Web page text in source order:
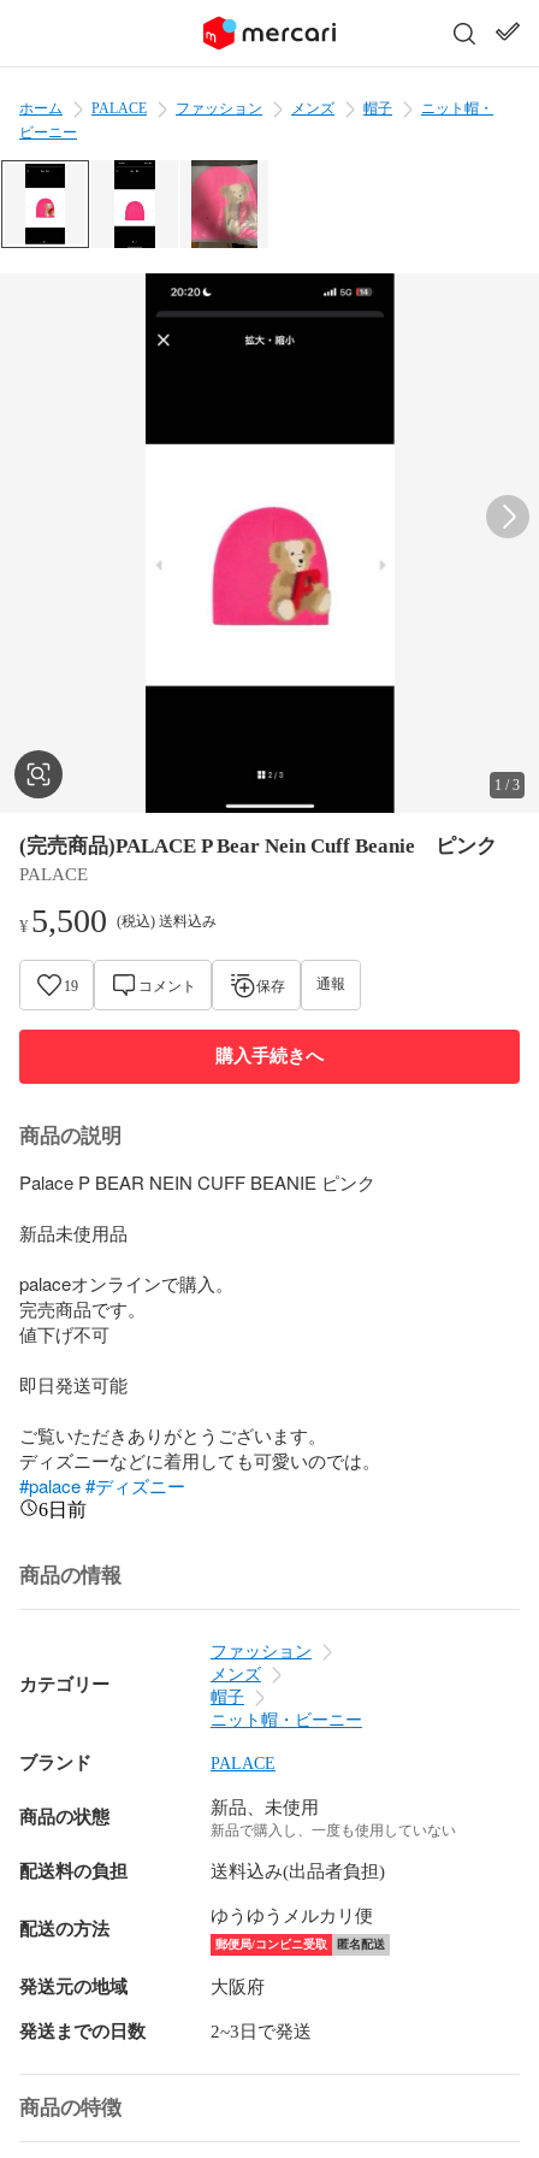
ホーム PALACE ファッション メンズ 帽子
ニット帽・
ビーニー
1 /3
(完売商品)PALACE P Bear Nein Cuff Beanie ピンク
PALACE
¥5,500 (税込) 送料込み
19 コメント 保存 通報
購入手続きへ
商品の説明
Palace P BEAR NEIN CUFF BEANIE ピンク
新品未使用品
palaceオンラインで購入。
完売商品です。
値下げ不可
即日発送可能
ご覧いただきありがとうございます。
#palace#ディズニー
6日前
商品の情報
カテゴリー
ファッション
メンズ
帽子
ニット帽・ビーニー
ブランド PALACE
商品の状態 新品、未使用
新品で購入し、一度も使用していない
配送料の負担 送料込み(出品者負担)
配送の方法
ゆうゆうメルカリ便
郵便局/コンビニ受取 匿名配送
発送元の地域 大阪府
発送までの日数 2~3日で発送
商品の特徴